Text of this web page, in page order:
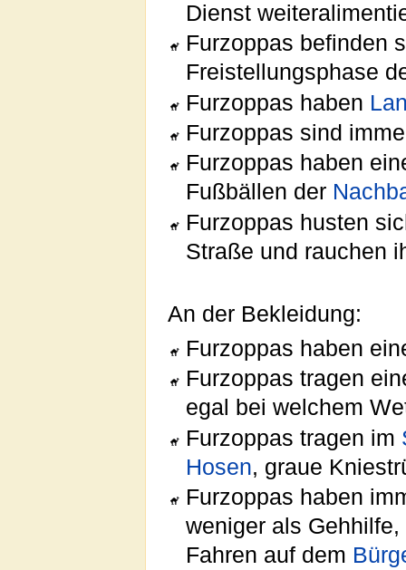
Dienst
Furzoppas befinden
Freistellungsphase
Furzoppas haben
Furzoppas sind
Furzoppas haben
Fußbällen der
Furzoppas husten
Straße und rauchen
An der Bekleidung:
Furzoppas haben
Furzoppas tragen
egal bei welchem
Furzoppas tragen im
Hosen, graue
Furzoppas haben
weniger als
Fahren auf dem